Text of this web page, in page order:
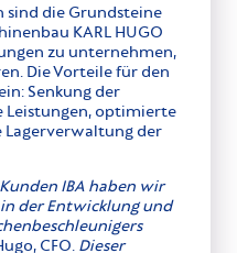
sind die Grundsteine
KARL HUGO
zu unternehmen,
Die Vorteile für den
Senkung der
Leistungen, optimierte
Lagerverwaltung der
IBA haben wir
der Entwicklung und
CFO. Dieser